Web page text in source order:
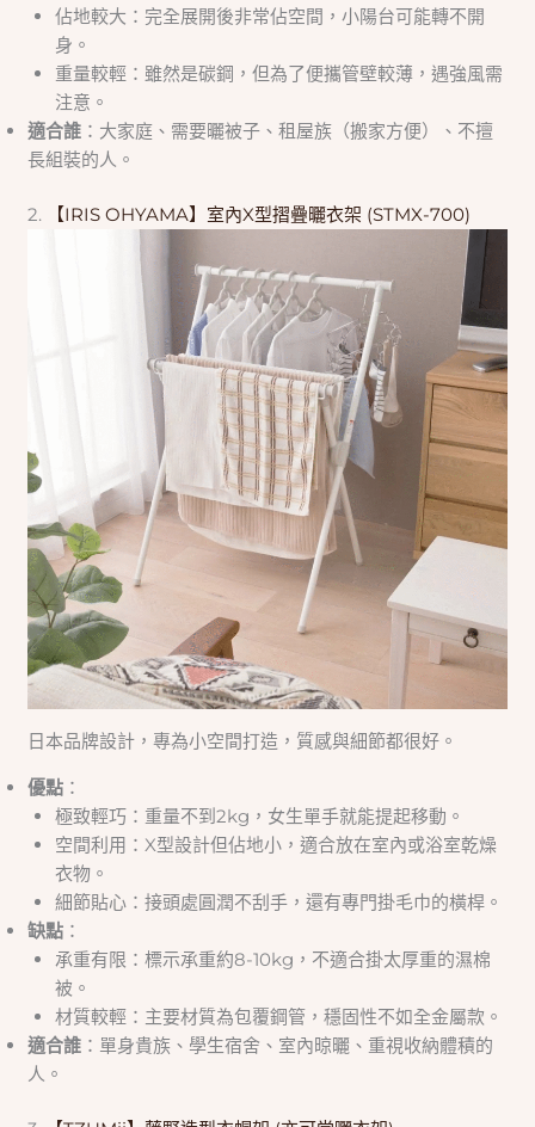
佔地較大：完全展開後非常佔空間，小陽台可能轉不開
身。
重量較輕：雖然是碳鋼，但為了便攜管壁較薄，遇強風需
注意。
適合誰 ：大家庭、需要曬被子、租屋族（搬家方便）、不擅
長組裝的人。
2. 【IRIS OHYAMA】室內X型摺疊曬衣架 (STMX-700)
日本品牌設計，專為小空間打造，質感與細節都很好。
優點 ：
極致輕巧：重量不到2kg，女生單手就能提起移動。
空間利用：X型設計但佔地小，適合放在室內或浴室乾燥
衣物。
細節貼心：接頭處圓潤不刮手，還有專門掛毛巾的橫桿。
缺點 ：
承重有限：標示承重約8-10kg，不適合掛太厚重的濕棉
被。
材質較輕：主要材質為包覆鋼管，穩固性不如全金屬款。
適合誰 ：單身貴族、學生宿舍、室內晾曬、重視收納體積的
人。